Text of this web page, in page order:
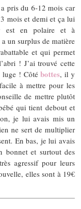
pris du 6-12 mois car
mois et demi et ça lui
est en polaire et à
un surplus de matière
et qui permet
! J’ai trouvé cette
luge ! Côtébottes, il y
à mettre pour les
de mettre plutôt
qui tient debout et
je lui avais mis un
ne sert de multiplier
En bas, je lui avais
bonnet et surtout des
agressif pour leurs
elles sont à 19€